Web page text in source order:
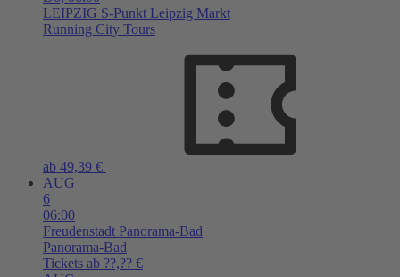
LEIPZIG S-Punkt Leipzig Markt
Running City Tours
ab 49,39 €
AUG
6
06:00
Freudenstadt Panorama-Bad
Panorama-Bad
Tickets ab ??,?? €